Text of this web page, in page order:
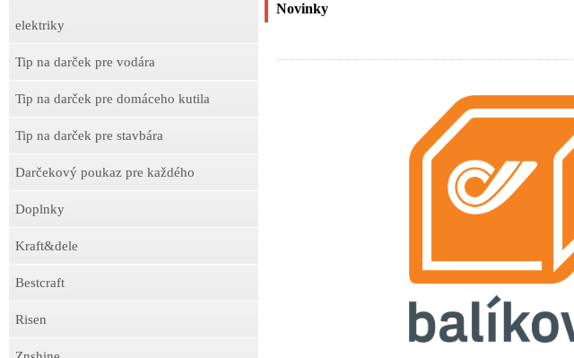
elektriky
Tip na darček pre vodára
Tip na darček pre domáceho kutila
Tip na darček pre stavbára
Darčekový poukaz pre každého
Doplnky
Kraft&dele
Bestcraft
Risen
Novinky